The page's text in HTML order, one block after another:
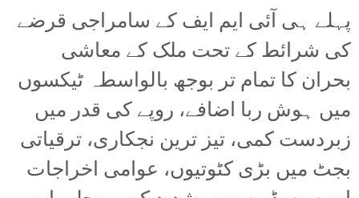
پہلے ہی آئی ایم ایف کے سامراجی قرضے
کی شرائط کے تحت ملک کے معاشی
بحران کا تمام تر بوجھ بالواسطہ ٹیکسوں
میں ہوش ربا اضافے، روپے کی قدر میں
زبردست کمی، تیز ترین نجکاری، ترقیاتی
بجٹ میں بڑی کٹوتیوں، عوامی اخراجات